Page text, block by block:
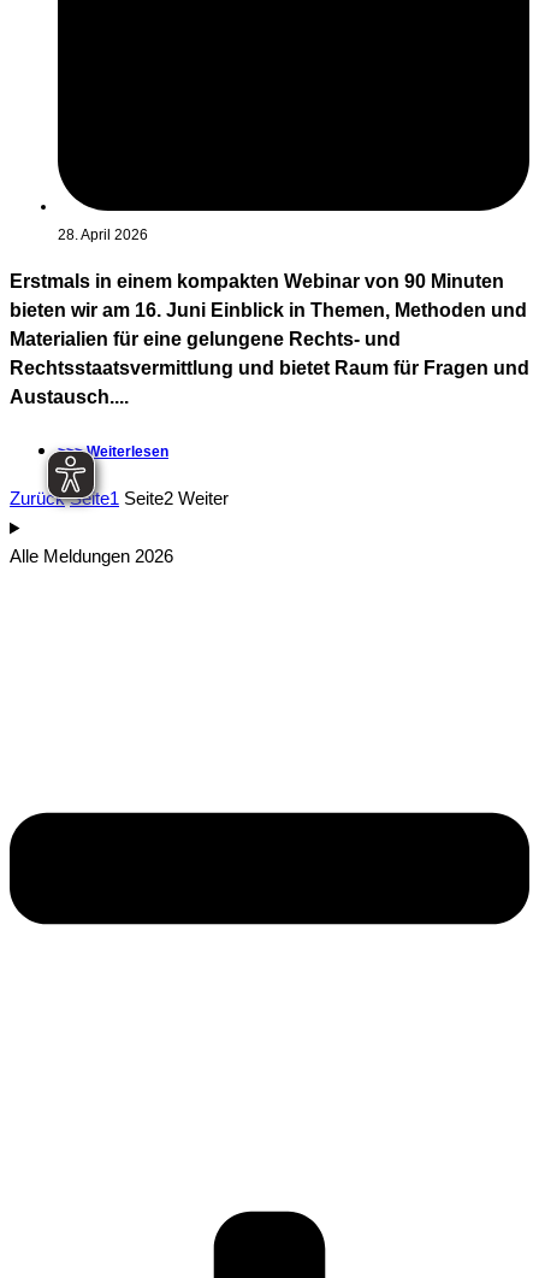
28. April 2026
Erstmals in einem kompakten Webinar von 90 Minuten
bieten wir am 16. Juni Einblick in Themen, Methoden und
Materialien für eine gelungene Rechts- und
Rechtsstaatsvermittlung und bietet Raum für Fragen und
Austausch....
>>> Weiterlesen
Zurück Seite1 Seite2 Weiter
Alle Meldungen 2026